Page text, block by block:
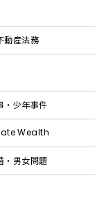
動産法務
・少年事件
Wealth
・男女問題